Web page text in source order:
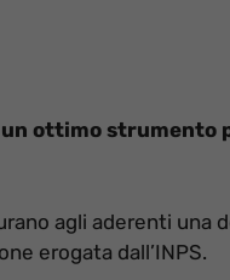
ottimo strumento
agli aderenti una
erogata dall’INPS.